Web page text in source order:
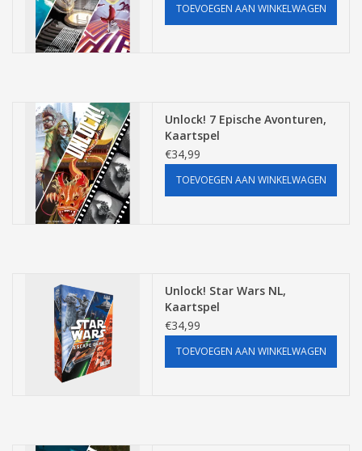
TOEVOEGEN AAN WINKELWAGEN
Unlock! 7 Epische Avonturen,
Kaartspel
€34,99
TOEVOEGEN AAN WINKELWAGEN
Unlock! Star Wars NL,
Kaartspel
€34,99
TOEVOEGEN AAN WINKELWAGEN